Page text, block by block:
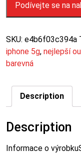
Podívejte se na
SKU: e4b6f03c394a
iphone 5g, nejlepší
barevná
Description
Description
Informace o